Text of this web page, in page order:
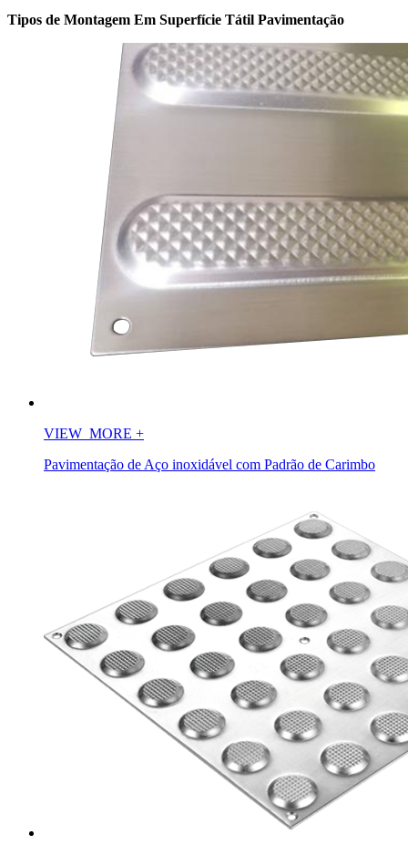
Tipos de Montagem Em Superfície Tátil Pavimentação
VIEW_MORE +
Pavimentação de Aço inoxidável com Padrão de Carimbo